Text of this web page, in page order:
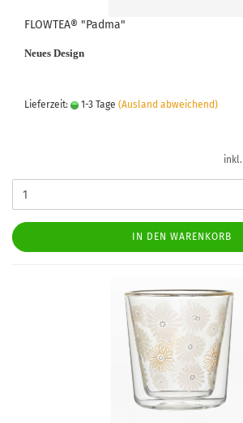
FLOWTEA® "Padma"
Neues Design
Lieferzeit: 1-3 Tage (Ausland abweichend)
inkl.
IN DEN WARENKORB